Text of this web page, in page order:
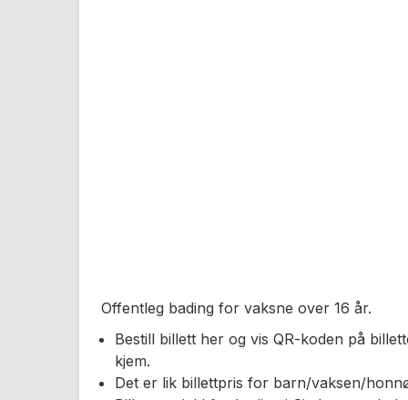
Offentleg bading for vaksne over 16 år.
Bestill billett her og vis QR-koden på
kjem.
Det er lik billettpris for barn/vaksen/